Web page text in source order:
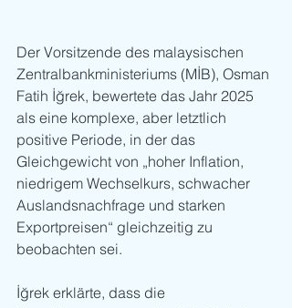
Der Vorsitzende des malaysischen
Zentralbankministeriums (MİB), Osman
Fatih İğrek, bewertete das Jahr 2025
als eine komplexe, aber letztlich
positive Periode, in der das
Gleichgewicht von „hoher Inflation,
niedrigem Wechselkurs, schwacher
Auslandsnachfrage und starken
Exportpreisen“ gleichzeitig zu
beobachten sei.
İğrek erklärte, dass die